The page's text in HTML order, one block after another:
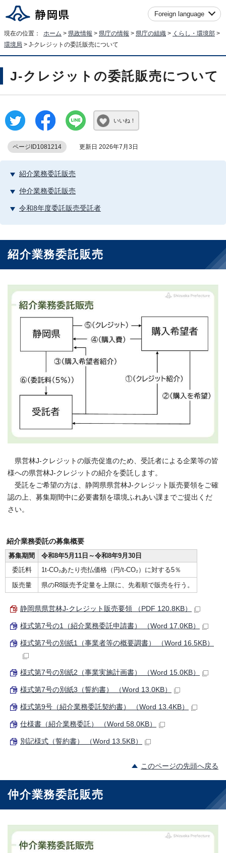
Foreign language
現在の位置： ホーム > 県政情報 > 県庁の情報 > 県庁の組織 > くらし・環境部 >
環境局 > J-クレジットの委託販売について
J-クレジットの委託販売について
いいね！
ページID1081214 更新日 2026年7月3日
紹介業務委託販売
仲介業務委託販売
令和8年度委託販売受託者
紹介業務委託販売
県営林J-クレジットの販売促進のため、受託者による企業等の皆
様への県営林J-クレジットの紹介を委託します。
受託をご希望の方は、静岡県県営林J-クレジット販売要領をご確
認の上、募集期間中に必要書類を環境ふれあい課までご提出くだ
さい。
紹介業務委託の募集概要
募集期間
令和8年5月11日～令和8年9月30日
委託料
1t-CO₂あたり売払価格（円/t-CO₂）に対する5％
販売量
県のR8販売予定量を上限に、先着順で販売を行う。
静岡県県営林J-クレジット販売要領 （PDF 120.8KB）
様式第7号の1（紹介業務委託申請書） （Word 17.0KB）
様式第7号の別紙1（事業者等の概要調書） （Word 16.5KB）
様式第7号の別紙2（事業実施計画書） （Word 15.0KB）
様式第7号の別紙3（誓約書） （Word 13.0KB）
様式第9号（紹介業務委託契約書） （Word 13.4KB）
仕様書（紹介業務委託） （Word 58.0KB）
別記様式（誓約書） （Word 13.5KB）
このページの先頭へ戻る
仲介業務委託販売